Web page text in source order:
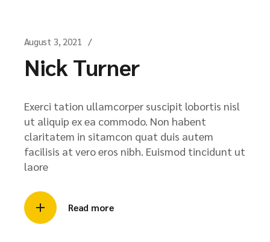
August 3, 2021
Nick Turner
Exerci tation ullamcorper suscipit lobortis nisl
ut aliquip ex ea commodo. Non habent
claritatem in sitamcon quat duis autem
facilisis at vero eros nibh. Euismod tincidunt ut
laore
Read more